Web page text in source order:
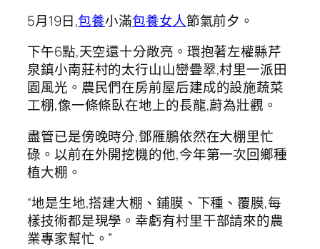
5月19日,包養小滿包養女人節氣前夕。
下午6點,天空還十分敞亮。環抱著左權縣芹
泉鎮小南莊村的太行山山巒疊翠,村里一派田
園風光。農民們在房前屋后建成的設施蔬菜
工棚,像一條條臥在地上的長龍,蔚為壯觀。
盡管已是傍晚時分,鄧雁鵬依然在大棚里忙
碌。以前在外開挖機的他,今年第一次回鄉種
植大棚。
“地是生地,搭建大棚、鋪膜、下種、覆膜,每
樣技術都是現學。幸虧有村里干部請來的農
業專家幫忙。”